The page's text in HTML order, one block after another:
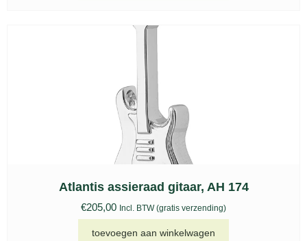
Atlantis assieraad gitaar, AH 174
€205,00 Incl. BTW (gratis verzending)
toevoegen aan winkelwagen